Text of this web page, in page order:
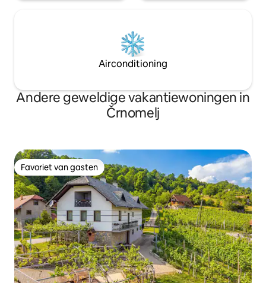
Airconditioning
Andere geweldige vakantiewoningen in
Črnomelj
Favoriet van gasten
Favoriet van gasten